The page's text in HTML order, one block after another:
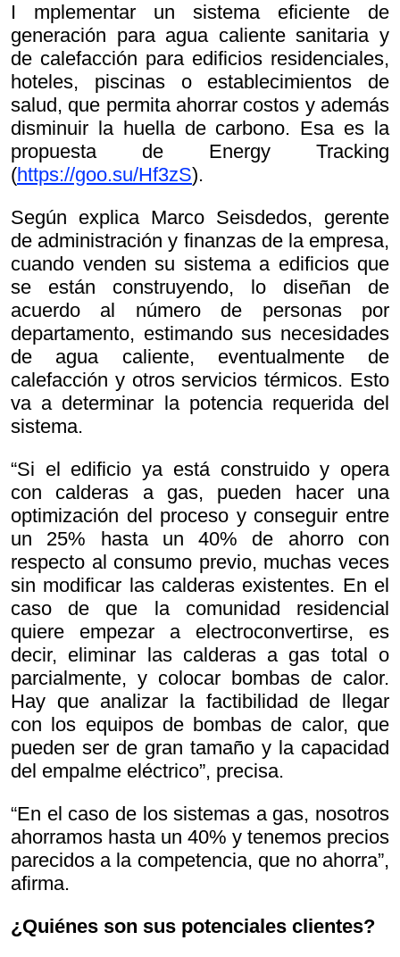
I mplementar un sistema eficiente de
generación para agua caliente sanitaria y
de calefacción para edificios residenciales,
hoteles, piscinas o establecimientos de
salud, que permita ahorrar costos y además
disminuir la huella de carbono. Esa es la
propuesta de Energy Tracking
(https://goo.su/Hf3zS).
Según explica Marco Seisdedos, gerente
de administración y finanzas de la empresa,
cuando venden su sistema a edificios que
se están construyendo, lo diseñan de
acuerdo al número de personas por
departamento, estimando sus necesidades
de agua caliente, eventualmente de
calefacción y otros servicios térmicos. Esto
va a determinar la potencia requerida del
sistema.
“Si el edificio ya está construido y opera
con calderas a gas, pueden hacer una
optimización del proceso y conseguir entre
un 25% hasta un 40% de ahorro con
respecto al consumo previo, muchas veces
sin modificar las calderas existentes. En el
caso de que la comunidad residencial
quiere empezar a electroconvertirse, es
decir, eliminar las calderas a gas total o
parcialmente, y colocar bombas de calor.
Hay que analizar la factibilidad de llegar
con los equipos de bombas de calor, que
pueden ser de gran tamaño y la capacidad
del empalme eléctrico”, precisa.
“En el caso de los sistemas a gas, nosotros
ahorramos hasta un 40% y tenemos precios
parecidos a la competencia, que no ahorra”,
afirma.
¿Quiénes son sus potenciales clientes?